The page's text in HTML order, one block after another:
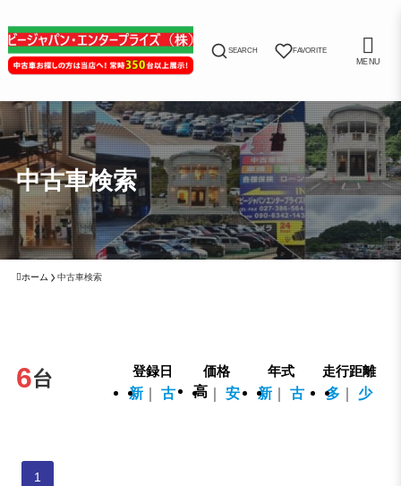
SEARCH FAVORITE
MENU
中古車検索
ホーム 中古車検索
6 登録日
新 古
価格
高 安
年式
新 古
走行距離
多 少
1